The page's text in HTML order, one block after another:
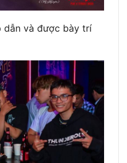
dẫn và được bày trí